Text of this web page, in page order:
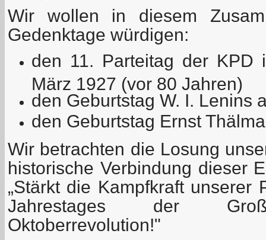
Wir wollen in diesem
Gedenktage würdigen:
den 11. Parteitag der
März 1927 (vor 80 Jahren)
den Geburtstag W. I. Lenins
den Geburtstag Ernst
Wir betrachten die Losung
historische Verbindung dieser
„Stärkt die Kampfkraft unserer
Jahrestages der
Oktoberrevolution!"